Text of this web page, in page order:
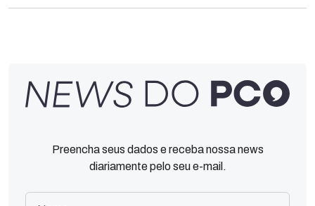
Preencha seus dados e receba nossa news
diariamente pelo seu e-mail.